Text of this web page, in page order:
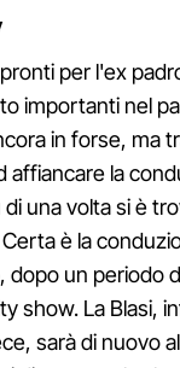
per l'ex
importanti nel
in forse, ma
affiancare la
una volta si è
è la
dopo un periodo
show. La Blasi,
sarà di nuovo